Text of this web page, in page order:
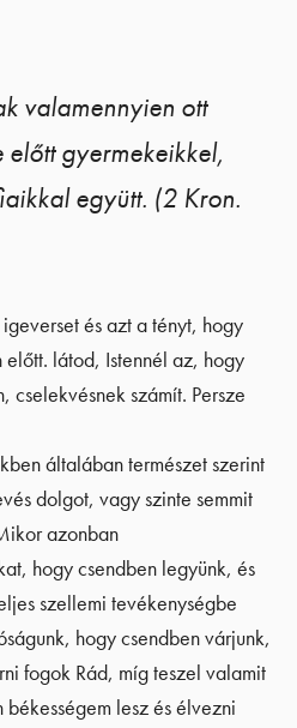
valamennyien ott
gyermekeikkel,
együtt. (2 Kron.
és azt a tényt, hogy
látod, Istennél az, hogy
cselekvésnek számít. Persze
általában természet szerint
dolgot, vagy szinte semmit
azonban
hogy csendben legyünk, és
szellemi tevékenységbe
hogy csendben várjunk,
fogok Rád, míg teszel valamit
lesz és élvezni